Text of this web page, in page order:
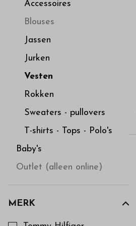
hoge
kwaliteit
onze
webshop
Accessoires
Blouses
Jassen
Jurken
Vesten
Rokken
Sweaters - pullovers
T-shirts - Tops - Polo's
Baby's
Outlet (alleen online)
MERK